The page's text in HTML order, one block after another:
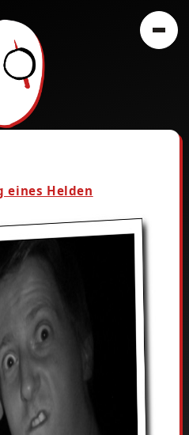
eines Helden